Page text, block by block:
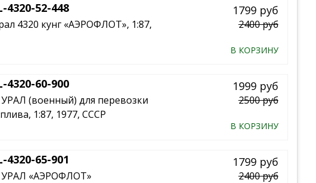
4320-52-448
4320 кунг «АЭРОФЛОТ», 1:87,
1799 руб
2400 руб
В КОРЗИНУ
4320-60-900
(военный) для перевозки
1:87, 1977, СССР
1999 руб
2500 руб
В КОРЗИНУ
4320-65-901
УРАЛ «АЭРОФЛОТ»
1799 руб
2400 руб